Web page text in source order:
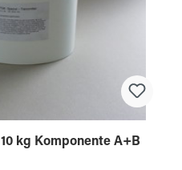
kg Komponente A+B